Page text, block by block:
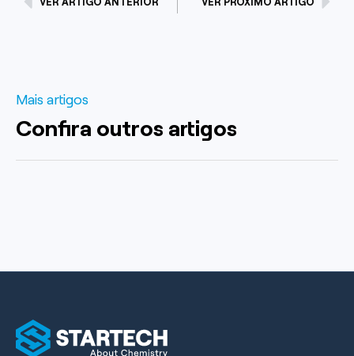
Mais artigos
Confira outros artigos